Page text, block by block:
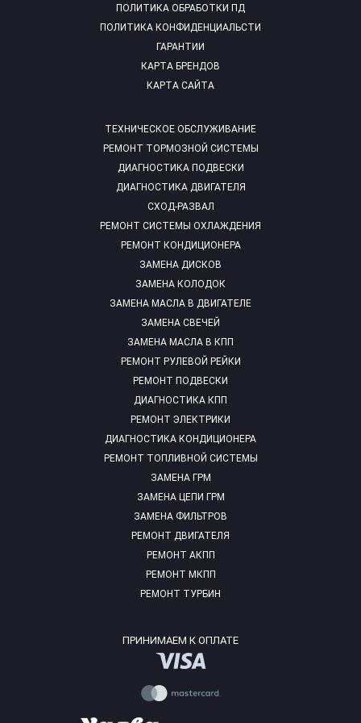
ТЕХНИЧЕСКОЕ ОБСЛУЖИВАНИЕ
РЕМОНТ ТОРМОЗНОЙ СИСТЕМЫ
ДИАГНОСТИКА ПОДВЕСКИ
ДИАГНОСТИКА ДВИГАТЕЛЯ
СХОД-РАЗВАЛ
РЕМОНТ СИСТЕМЫ ОХЛАЖДЕНИЯ
РЕМОНТ КОНДИЦИОНЕРА
ЗАМЕНА ДИСКОВ
ЗАМЕНА КОЛОДОК
ЗАМЕНА МАСЛА В ДВИГАТЕЛЕ
ЗАМЕНА СВЕЧЕЙ
ЗАМЕНА МАСЛА В КПП
РЕМОНТ РУЛЕВОЙ РЕЙКИ
РЕМОНТ ПОДВЕСКИ
ДИАГНОСТИКА КПП
РЕМОНТ ЭЛЕКТРИКИ
ДИАГНОСТИКА КОНДИЦИОНЕРА
РЕМОНТ ТОПЛИВНОЙ СИСТЕМЫ
ЗАМЕНА ГРМ
ЗАМЕНА ЦЕПИ ГРМ
ЗАМЕНА ФИЛЬТРОВ
РЕМОНТ ДВИГАТЕЛЯ
РЕМОНТ АКПП
РЕМОНТ МКПП
РЕМОНТ ТУРБИН
ПОЛИТИКА ОБРАБОТКИ ПД
ПОЛИТИКА КОНФИДЕНЦИАЛЬСТИ
ГАРАНТИИ
КАРТА БРЕНДОВ
КАРТА САЙТА
ПРИНИМАЕМ К ОПЛАТЕ